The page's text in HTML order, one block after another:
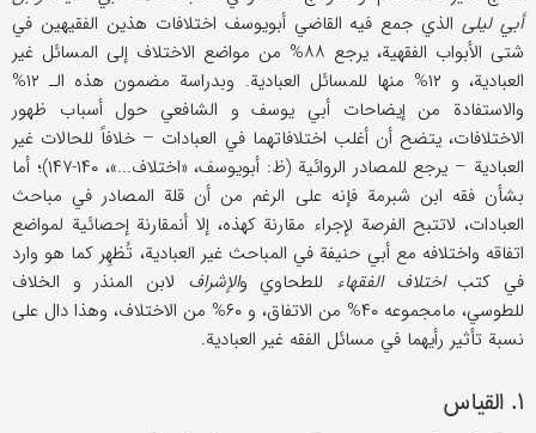
أبي لیلیالذي جمع فیه القاضي أبویوسف اختلافات هذین الفقیهین في
شتی الأبواب الفقهیة، یرجع ۸۸% من مواضع الاختلاف إلی المسائل غیر
العبادیة، و ۱۲% منها للمسائل العبادیة. وبدراسة مضمون هذه الـ ۱۲%
والاستفادة من إیضاحات أبي یوسف و الشافعي حول أسباب ظهور
الاختلافات، یتضح أن أغلب اختلافاتهما في العبادات – خلافاً للحالات غیر
العبادیة – یرجع للمصادر الروائیة (ظ: أبویوسف، «اختلاف...»، ۱۴۰-۱۴۷)؛ أما
بشأن فقه ابن شبرمة فإنه علی الرغم من أن قلة المصادر في مباحث
العبادات، لاتتبح الفرصة لإجراء مقارنة کهذه، إلا أنمقارنة إحصائیة لمواضع
اتفاقه واختلافه مع أبي حنیفة في المباحث غیر العبادیة، تُظهِر کما هو وارد
في کتب اختلاف الفقهاء للطحاوي والإشراف لابن المنذر و الخلاف
للطوسي، مامجموعه ۴۰% من الاتفاق، و ۶۰% من الاختلاف، وهذا دال علی
نسبة تأثیر رأیهما في مسائل الفقه غیر العبادیة.
۱. القیاس